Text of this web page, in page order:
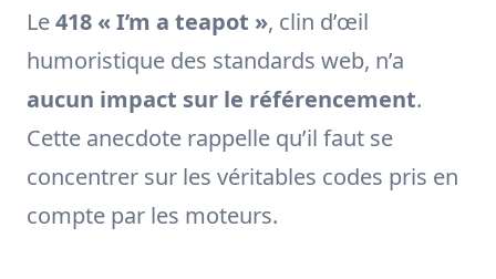
Le418 « I’m a teapot », clin d’œil
humoristique des standards web, n’a
aucun impact sur le référencement.
Cette anecdote rappelle qu’il faut se
concentrer sur les véritables codes pris en
compte par les moteurs.